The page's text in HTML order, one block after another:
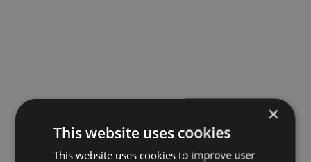
×
This website uses cookies
This website uses cookies to improve user